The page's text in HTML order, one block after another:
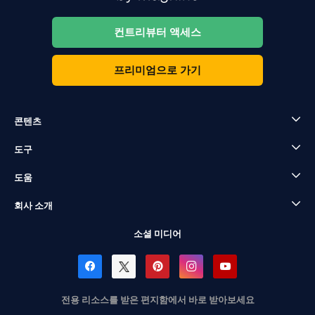
컨트리뷰터 액세스
프리미엄으로 가기
콘텐츠
도구
도움
회사 소개
소셜 미디어
전용 리소스를 받은 편지함에서 바로 받아보세요